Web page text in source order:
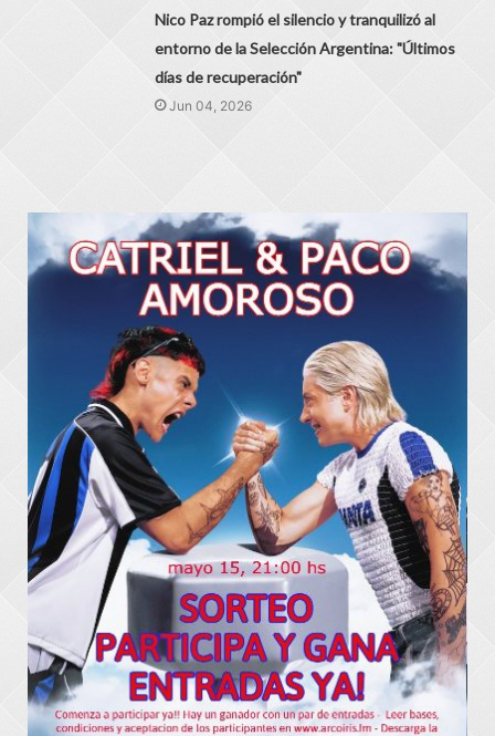
Nico Paz rompió el silencio y tranquilizó al
entorno de la Selección Argentina: "Últimos
días de recuperación"
Jun 04, 2026